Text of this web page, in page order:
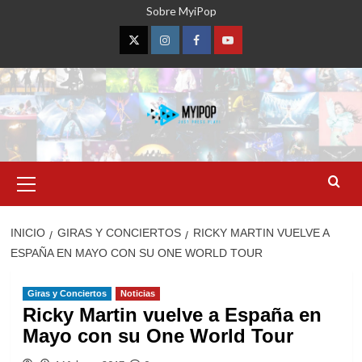
Sobre MyiPop
TwitterInstagramFacebookYouTube
primario
INICIO GIRAS Y CONCIERTOS
RICKY MARTIN VUELVE A
ESPAÑA EN MAYO CON SU ONE WORLD TOUR
Giras y Conciertos Noticias
Ricky Martin vuelve a España en
Mayo con su One World Tour